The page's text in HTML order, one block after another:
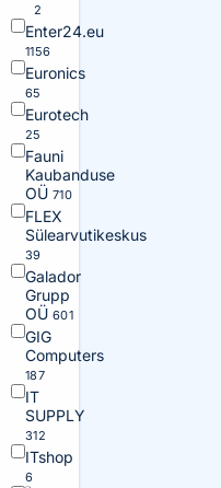
2
Enter24.eu
1156
Euronics
65
Eurotech
25
Fauni
Kaubanduse
OÜ 710
FLEX
Sülearvutikeskus
39
Galador
Grupp
OÜ 601
GIG
Computers
187
IT
SUPPLY
312
ITshop
6